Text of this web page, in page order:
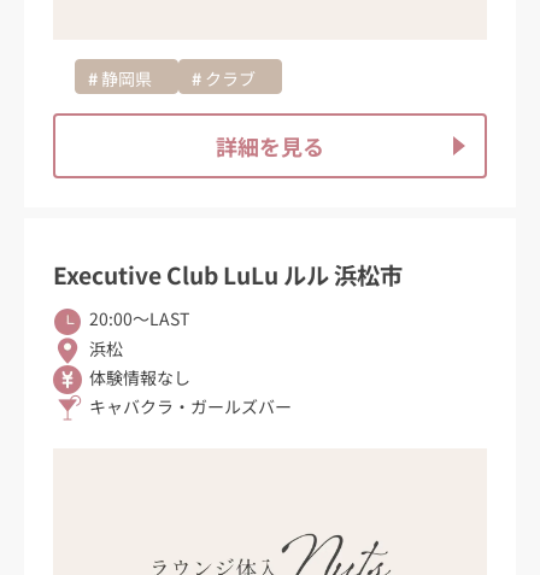
静岡県 クラブ
詳細を見る
Executive Club LuLu ルル 浜松市
20:00〜LAST
浜松
体験情報なし
キャバクラ・ガールズバー